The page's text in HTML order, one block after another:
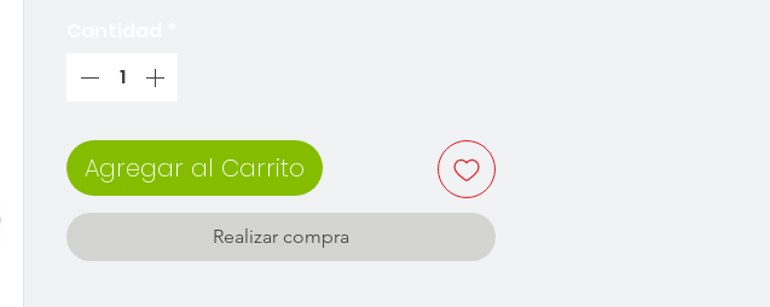
Agregar al Carrito
Realizar compra